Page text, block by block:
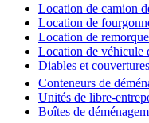
Location de camion
Location de
Location de remorque
Location de véhicule
Diables et
Conteneurs de
Unités de libre-
Boîtes de